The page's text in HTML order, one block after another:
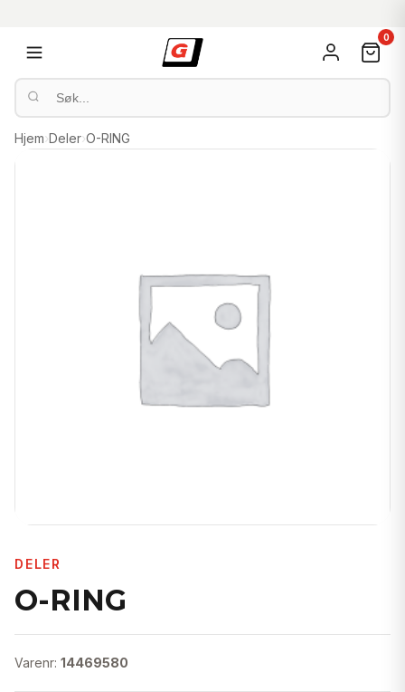
0
Hjem›Deler›O-RING
DELER
O-RING
Varenr: 14469580